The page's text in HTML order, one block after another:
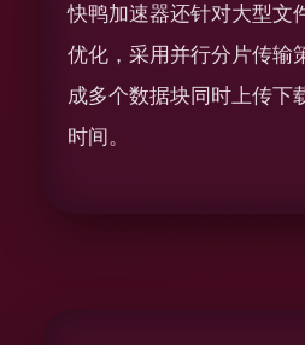
快鸭加速器还针对大型文
优化，采用并行分片传输
成多个数据块同时上传下
时间。